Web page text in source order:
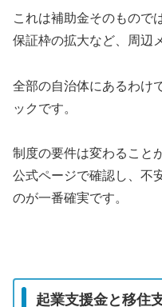
これは補助金そのもので
保証枠の拡大など、周辺
全部の自治体にあるわけ
ックです。
制度の要件は変わること
公式ページで確認し、不
のが一番確実です。
起業支援金と移住